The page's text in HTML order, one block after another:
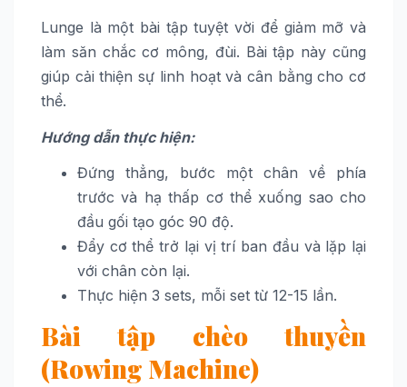
Lunge là một bài tập tuyệt vời để giảm mỡ và
làm săn chắc cơ mông, đùi. Bài tập này cũng
giúp cải thiện sự linh hoạt và cân bằng cho cơ
thể.
Hướng dẫn thực hiện:
Đứng thẳng, bước một chân về phía
trước và hạ thấp cơ thể xuống sao cho
đầu gối tạo góc 90 độ.
Đẩy cơ thể trở lại vị trí ban đầu và lặp lại
với chân còn lại.
Thực hiện 3 sets, mỗi set từ 12-15 lần.
Bài tập chèo thuyền
(Rowing Machine)